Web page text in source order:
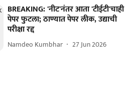
BREAKING: 'नीट'नंतर आता 'टीईटी'चाही
पेपर फुटला; ठाण्यात पेपर लीक, उद्याची
परीक्षा रद्द
Namdeo Kumbhar 27 Jun 2026